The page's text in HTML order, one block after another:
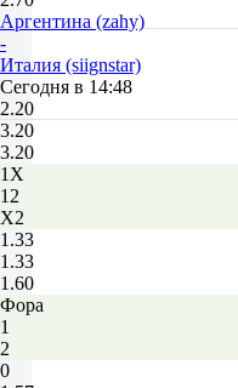
Аргентина (zahy)
-
Италия (siignstar)
Сегодня в 14:48
2.20
3.20
3.20
1X
12
X2
1.33
1.33
1.60
Фора
1
2
0